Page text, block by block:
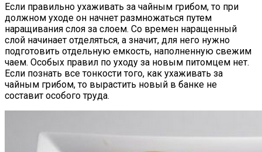
Если правильно ухаживать за чайным грибом, то при
должном уходе он начнет размножаться путем
наращивания слоя за слоем. Со времен наращенный
слой начинает отделяться, а значит, для него нужно
подготовить отдельную емкость, наполненную свежим
чаем. Особых правил по уходу за новым питомцем нет.
Если познать все тонкости того, как ухаживать за
чайным грибом, то вырастить новый в банке не
составит особого труда.